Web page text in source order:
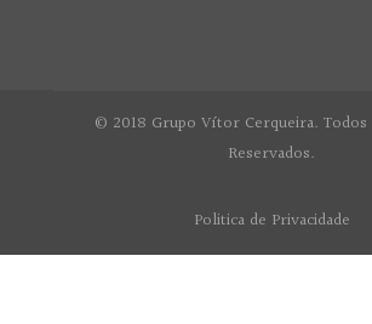
© 2018 Grupo Vítor Cerqueira.
Reservados.
Politica de Privacidade